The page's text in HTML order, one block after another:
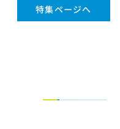
製造システムは